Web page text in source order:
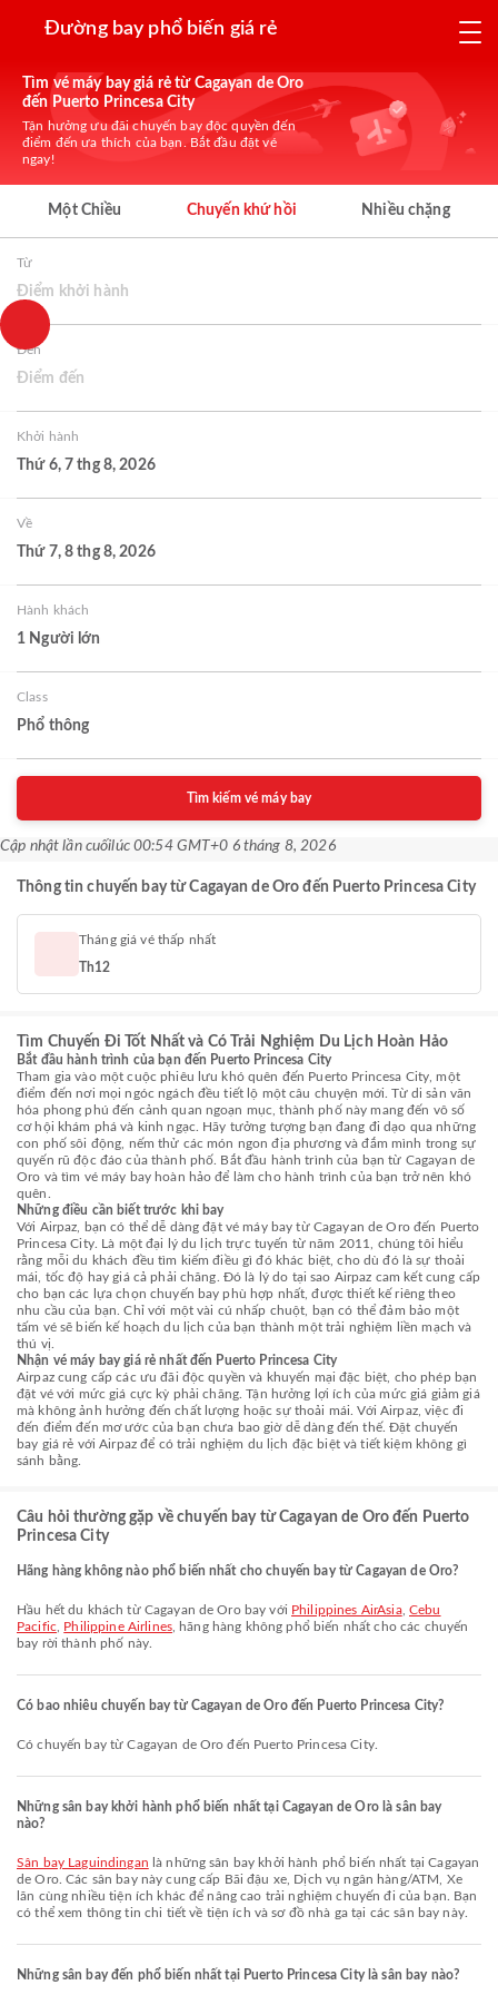
Đường bay phổ biến giá rẻ
Tìm vé máy bay giá rẻ từ Cagayan de Oro
đến Puerto Princesa City
Tận hưởng ưu đãi chuyến bay độc quyền đến
điểm đến ưa thích của bạn. Bắt đầu đặt vé
ngay!
Một Chiều Chuyến khứ hồi Nhiều chặng
Từ
Điểm khởi hành
Đến
Điểm đến
Khởi hành
Thứ 6, 7 thg 8, 2026
Về
Thứ 7, 8 thg 8, 2026
Hành khách
1 Người lớn
Class
Phổ thông
Tìm kiếm vé máy bay
Cập nhật lần cuốilúc 00:54 GMT+0 6 tháng 8, 2026
Thông tin chuyến bay từ Cagayan de Oro đến Puerto Princesa City
Tháng giá vé thấp nhất
Th12
Tìm Chuyến Đi Tốt Nhất và Có Trải Nghiệm Du Lịch Hoàn Hảo
Bắt đầu hành trình của bạn đến Puerto Princesa City
Tham gia vào một cuộc phiêu lưu khó quên đến Puerto Princesa City, một
điểm đến nơi mọi ngóc ngách đều tiết lộ một câu chuyện mới. Từ di sản văn
hóa phong phú đến cảnh quan ngoạn mục, thành phố này mang đến vô số
cơ hội khám phá và kinh ngạc. Hãy tưởng tượng bạn đang đi dạo qua những
con phố sôi động, nếm thử các món ngon địa phương và đắm mình trong sự
quyến rũ độc đáo của thành phố. Bắt đầu hành trình của bạn từ Cagayan de
Oro và tìm vé máy bay hoàn hảo để làm cho hành trình của bạn trở nên khó
quên.
Những điều cần biết trước khi bay
Với Airpaz, bạn có thể dễ dàng đặt vé máy bay từ Cagayan de Oro đến Puerto
Princesa City. Là một đại lý du lịch trực tuyến từ năm 2011, chúng tôi hiểu
rằng mỗi du khách đều tìm kiếm điều gì đó khác biệt, cho dù đó là sự thoải
mái, tốc độ hay giá cả phải chăng. Đó là lý do tại sao Airpaz cam kết cung cấp
cho bạn các lựa chọn chuyến bay phù hợp nhất, được thiết kế riêng theo
nhu cầu của bạn. Chỉ với một vài cú nhấp chuột, bạn có thể đảm bảo một
tấm vé sẽ biến kế hoạch du lịch của bạn thành một trải nghiệm liền mạch và
thú vị.
Nhận vé máy bay giá rẻ nhất đến Puerto Princesa City
Airpaz cung cấp các ưu đãi độc quyền và khuyến mại đặc biệt, cho phép bạn
đặt vé với mức giá cực kỳ phải chăng. Tận hưởng lợi ích của mức giá giảm giá
mà không ảnh hưởng đến chất lượng hoặc sự thoải mái. Với Airpaz, việc đi
đến điểm đến mơ ước của bạn chưa bao giờ dễ dàng đến thế. Đặt chuyến
bay giá rẻ với Airpaz để có trải nghiệm du lịch đặc biệt và tiết kiệm không gì
sánh bằng.
Câu hỏi thường gặp về chuyến bay từ Cagayan de Oro đến Puerto
Princesa City
Hãng hàng không nào phổ biến nhất cho chuyến bay từ Cagayan de Oro?
Hầu hết du khách từ Cagayan de Oro bay với Philippines AirAsia, Cebu
Pacific
Philippine Airlines, hãng hàng không phổ biến nhất cho các chuyến
bay rời thành phố này.
Có bao nhiêu chuyến bay từ Cagayan de Oro đến Puerto Princesa City?
Có chuyến bay từ Cagayan de Oro đến Puerto Princesa City.
Những sân bay khởi hành phổ biến nhất tại Cagayan de Oro là sân bay
nào?
Sân bay Laguindingan là những sân bay khởi hành phổ biến nhất tại Cagayan
de Oro. Các sân bay này cung cấp Bãi đậu xe, Dịch vụ ngân hàng/ATM, Xe
lăn cùng nhiều tiện ích khác để nâng cao trải nghiệm chuyến đi của bạn. Bạn
có thể xem thông tin chi tiết về tiện ích và sơ đồ nhà ga tại các sân bay này.
Những sân bay đến phổ biến nhất tại Puerto Princesa City là sân bay nào?